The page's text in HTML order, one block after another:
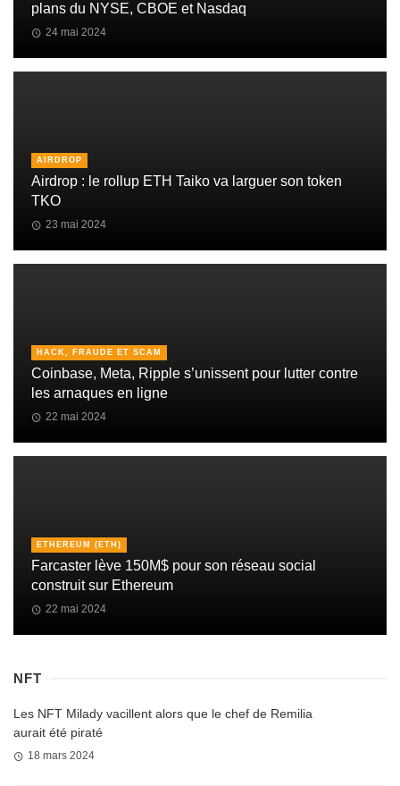
plans du NYSE, CBOE et Nasdaq
24 mai 2024
AIRDROP
Airdrop : le rollup ETH Taiko va larguer son token
TKO
23 mai 2024
HACK, FRAUDE ET SCAM
Coinbase, Meta, Ripple s’unissent pour lutter contre
les arnaques en ligne
22 mai 2024
ETHEREUM (ETH)
Farcaster lève 150M$ pour son réseau social
construit sur Ethereum
22 mai 2024
NFT
Les NFT Milady vacillent alors que le chef de Remilia
aurait été piraté
18 mars 2024